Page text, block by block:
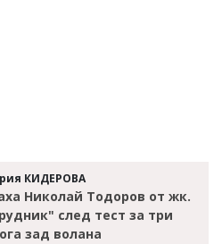
КИДЕРОВА
Николай Тодоров от жк.
след тест за три
зад волана